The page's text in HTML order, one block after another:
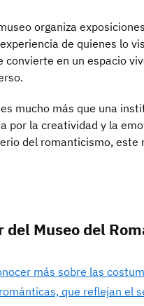
organiza
de quienes lo
en un espacio
mucho más que una
por la creatividad y la
del romanticismo, este
Museo del
más sobre las
que reflejan el